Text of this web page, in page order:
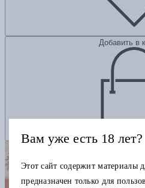
Добавить в
Вам уже есть 18 лет?
Этот сайт содержит материалы
предназначен только для